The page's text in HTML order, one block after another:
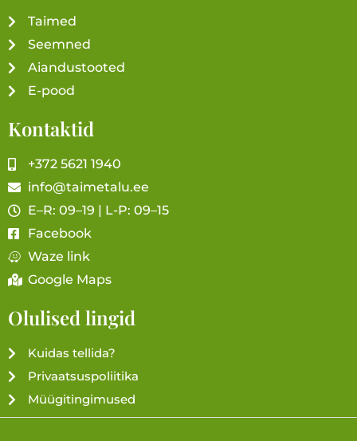
Taimed
Seemned
Aiandustooted
E-pood
Kontaktid
+372 5621 1940
info@taimetalu.ee
E–R: 09–19 | L-P: 09–15
Facebook
Waze link
Google Maps
Olulised lingid
Kuidas tellida?
Privaatsuspoliitika
Müügitingimused